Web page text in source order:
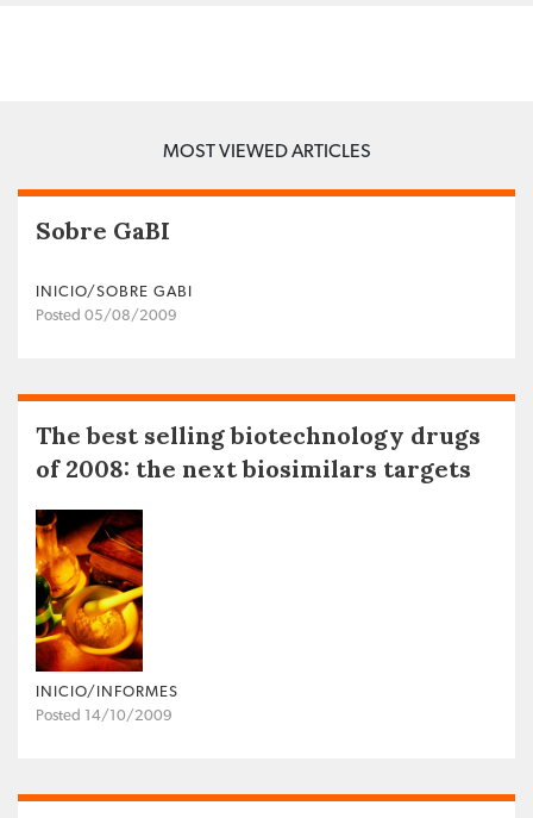
MOST VIEWED ARTICLES
Sobre GaBI
INICIO/SOBRE GABI
Posted 05/08/2009
The best selling biotechnology drugs
of 2008: the next biosimilars targets
INICIO/INFORMES
Posted 14/10/2009